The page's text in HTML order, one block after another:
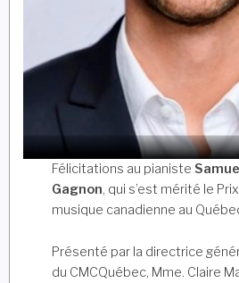
Félicitations au pianiste
Gagnon, qui s’est mérité le
musique canadienne au
Présenté par la directrice
du CMCQuébec, Mme. Claire